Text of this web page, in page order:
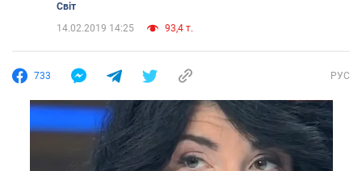
Світ
14.02.2019 14:25
93,4 т.
733 РУС